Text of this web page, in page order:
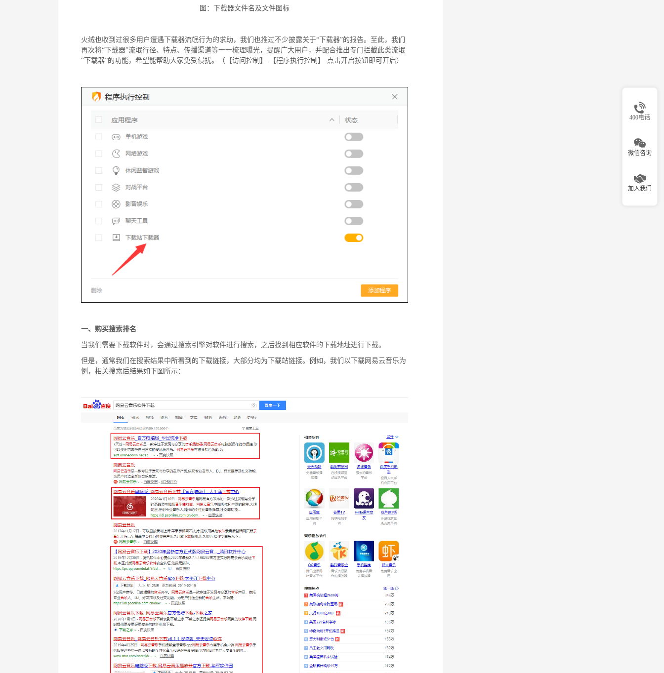
400电话
微信咨询
加入我们
图：下载器文件名及文件图标
火绒也收到过很多用户遭遇下载器流氓行为的求助，我们也推过不少披露关于“下载器”的报告。至此，我们
再次将“下载器”流氓行径、特点、传播渠道等一一梳理曝光，提醒广大用户，并配合推出专门拦截此类流氓
“下载器”的功能，希望能帮助大家免受侵扰。（【访问控制】-【程序执行控制】-点击开启按钮即可开启）
一、购买搜索排名
当我们需要下载软件时，会通过搜索引擎对软件进行搜索，之后找到相应软件的下载地址进行下载。
但是，通常我们在搜索结果中所看到的下载链接，大部分均为下载站链接。例如，我们以下载网易云音乐为
例，相关搜索后结果如下图所示：